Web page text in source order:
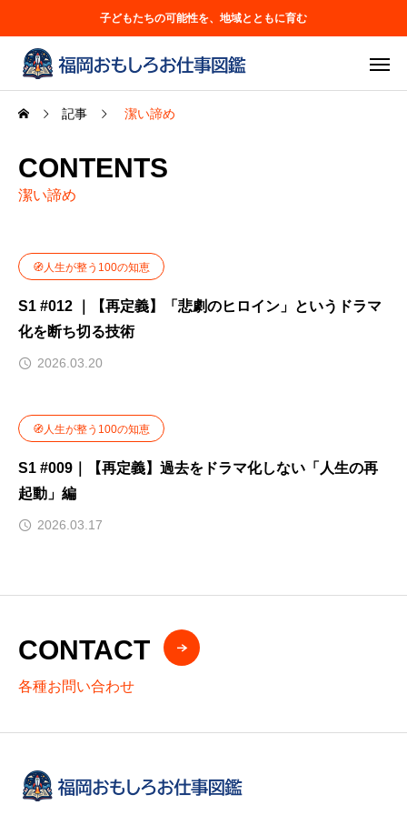
子どもたちの可能性を、地域とともに育む
記事 潔い諦め
CONTENTS
潔い諦め
🧭人生が整う100の知恵
S1 #012 ｜【再定義】「悲劇のヒロイン」というドラマ
化を断ち切る技術
2026.03.20
🧭人生が整う100の知恵
S1 #009｜【再定義】過去をドラマ化しない「人生の再
起動」編
2026.03.17
CONTACT
各種お問い合わせ